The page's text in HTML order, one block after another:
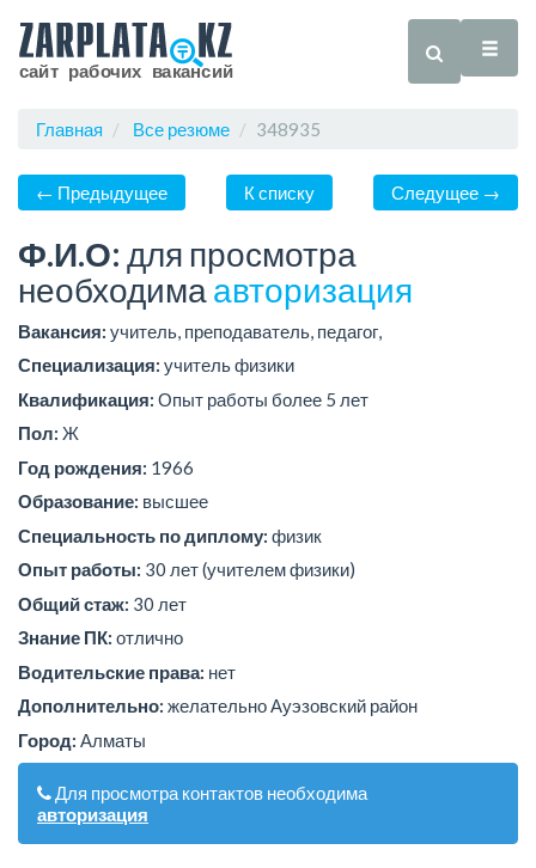
Главная Все резюме 348935
← Предыдущее К списку Следущее →
Ф.И.О: для просмотра
необходимаавторизация
Вакансия: учитель, преподаватель, педагог,
Специализация: учитель физики
Квалификация: Опыт работы более 5 лет
Пол: Ж
Год рождения: 1966
Образование: высшее
Специальность по диплому: физик
Опыт работы: 30 лет (учителем физики)
Общий стаж: 30 лет
Знание ПК: отлично
Водительские права: нет
Дополнительно: желательно Ауэзовский район
Город: Алматы
Для просмотра контактов необходима
авторизация